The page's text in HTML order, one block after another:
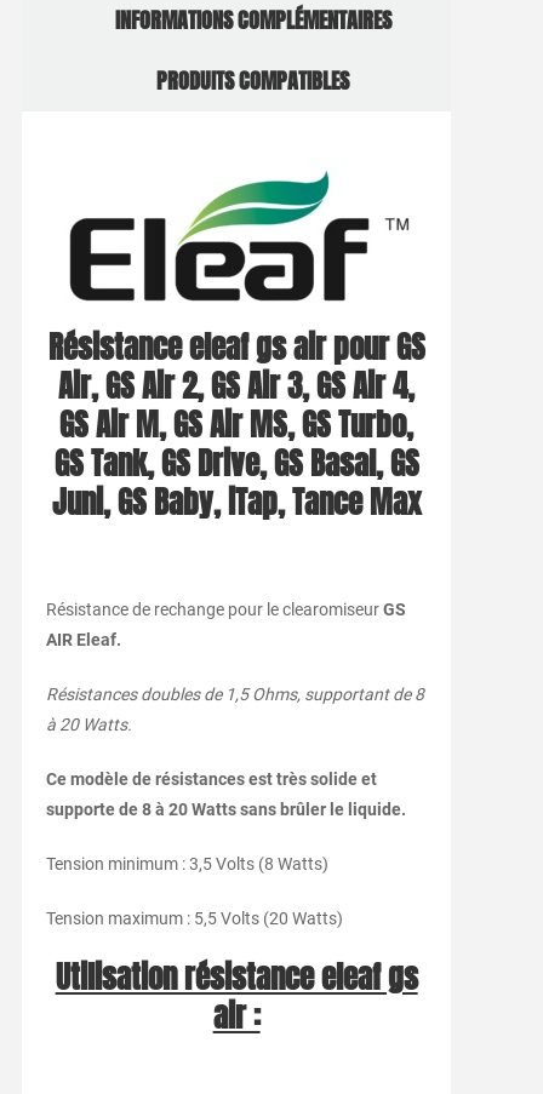
INFORMATIONS COMPLÉMENTAIRES
PRODUITS COMPATIBLES
Résistance eleaf gs air pour GS
Air, GS Air 2, GS Air 3, GS Air 4,
GS Air M, GS Air MS, GS Turbo,
GS Tank, GS Drive, GS Basal, GS
Juni, GS Baby, iTap, Tance Max
Résistance de rechange pour le clearomiseurGS
AIR Eleaf.
Résistances doubles de 1,5 Ohms, supportant de 8
à 20 Watts.
Ce modèle de résistances est très solide et
supporte de 8 à 20 Watts sans brûler le liquide.
Tension minimum : 3,5 Volts (8 Watts)
Tension maximum : 5,5 Volts (20 Watts)
Utilisation résistance eleaf gs
air :